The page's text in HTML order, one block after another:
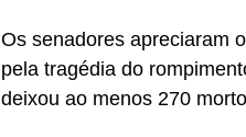
Os senadores apreciaram
pela tragédia do
deixou ao menos 270